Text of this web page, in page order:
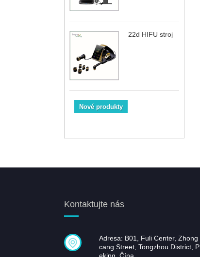
22d HIFU stroj
Nové produkty
Kontaktujte nás
Adresa: B01, Fuli Center, Zhong
cang Street, Tongzhou District, P